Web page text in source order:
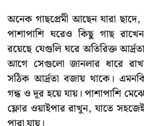
অনেক গাছপ্রেমী আছেন যারা ছাদে,
পাশাপাশি ঘরেও কিছু গাছ
রয়েছে যেগুলি ঘরে অতিরিক্ত
আগে সেগুলো জানলার ধারে
সঠিক আর্দ্রতা বজায় থাকে।
গন্ধ ও দূর হয়ে যায়। পাশাপাশি
ফ্লোর ওয়াইপার রাখুন, যাতে